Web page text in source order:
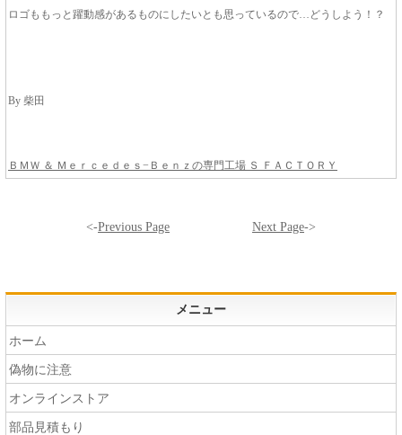
ロゴももっと躍動感があるものにしたいとも思っているので…どうしよう！？
By 柴田
ＢＭＷ ＆ Ｍｅｒｃｅｄｅｓ−Ｂｅｎｚの専門工場 Ｓ ＦＡＣＴＯＲＹ
<-Previous Page Next Page->
メニュー
ホーム
偽物に注意
オンラインストア
部品見積もり